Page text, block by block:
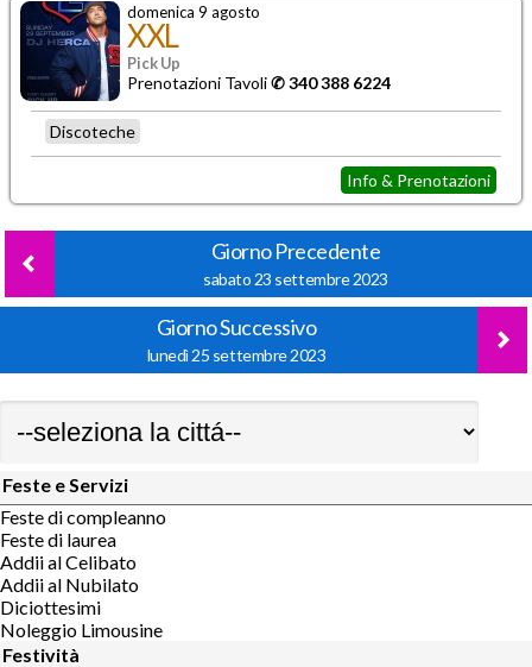
domenica 9 agosto
XXL
Pick Up
Prenotazioni Tavoli✆ 340 388 6224
Discoteche
Info & Prenotazioni
Giorno Precedente
sabato 23 settembre 2023
Giorno Successivo
lunedì 25 settembre 2023
Feste e Servizi
Feste di compleanno
Feste di laurea
Addii al Celibato
Addii al Nubilato
Diciottesimi
Noleggio Limousine
Festività